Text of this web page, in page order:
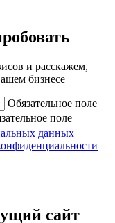
и расскажем,
бизнесе
Обязательное поле
поле
данных
сайт